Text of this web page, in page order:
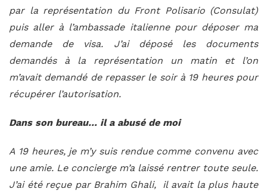
par la représentation du Front Polisario (Consulat)
puis aller à l’ambassade italienne pour déposer ma
demande de visa. J’ai déposé les documents
demandés à la représentation un matin et l’on
m’avait demandé de repasser le soir à 19 heures pour
récupérer l’autorisation.
Dans son bureau… il a abusé de moi
A 19 heures, je m’y suis rendue comme convenu avec
une amie. Le concierge m’a laissé rentrer toute seule.
J’ai été reçue par Brahim Ghali, il avait la plus haute